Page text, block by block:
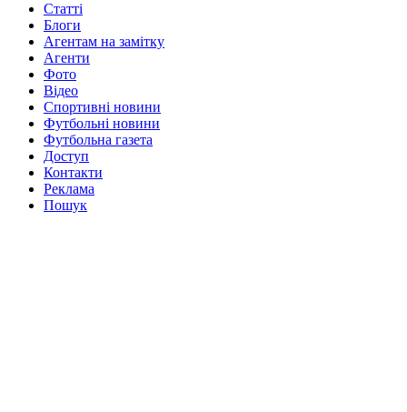
Статті
Блоги
Агентам на замітку
Агенти
Фото
Відео
Спортивні новини
Футбольні новини
Футбольна газета
Доступ
Контакти
Реклама
Пошук